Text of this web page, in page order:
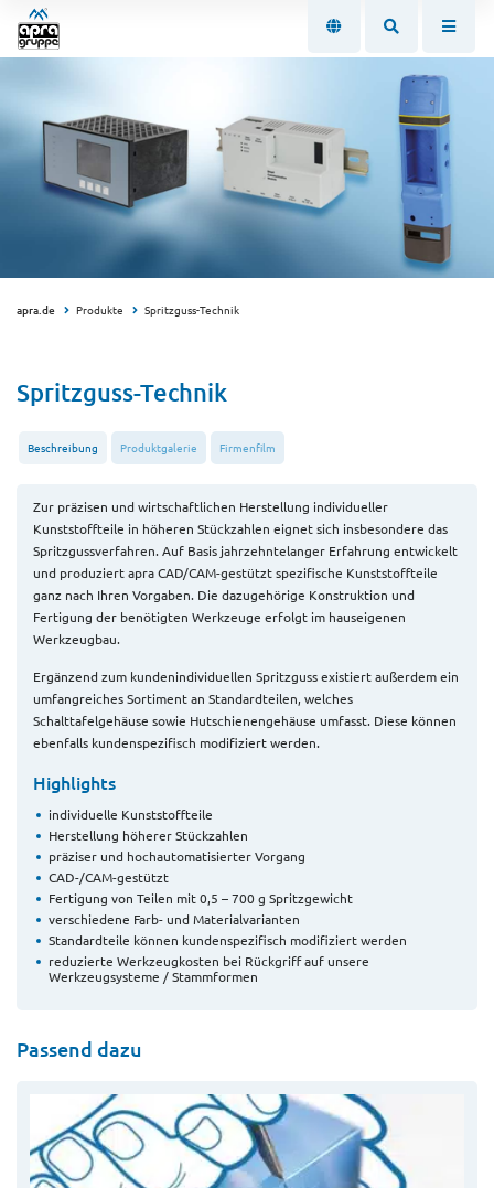
apra.de Produkte Spritzguss-Technik
Spritzguss-Technik
Beschreibung Produktgalerie Firmenfilm
Zur präzisen und wirtschaftlichen Herstellung individueller
Kunststoffteile in höheren Stückzahlen eignet sich insbesondere das
Spritzgussverfahren. Auf Basis jahrzehntelanger Erfahrung entwickelt
und produziert apra CAD/CAM-gestützt spezifische Kunststoffteile
ganz nach Ihren Vorgaben. Die dazugehörige Konstruktion und
Fertigung der benötigten Werkzeuge erfolgt im hauseigenen
Werkzeugbau.
Ergänzend zum kundenindividuellen Spritzguss existiert außerdem ein
umfangreiches Sortiment an Standardteilen, welches
Schalttafelgehäuse sowie Hutschienengehäuse umfasst. Diese können
ebenfalls kundenspezifisch modifiziert werden.
Highlights
individuelle Kunststoffteile
Herstellung höherer Stückzahlen
präziser und hochautomatisierter Vorgang
CAD-/CAM-gestützt
Fertigung von Teilen mit 0,5 – 700 g Spritzgewicht
verschiedene Farb- und Materialvarianten
Standardteile können kundenspezifisch modifiziert werden
reduzierte Werkzeugkosten bei Rückgriff auf unsere
Werkzeugsysteme / Stammformen
Passend dazu